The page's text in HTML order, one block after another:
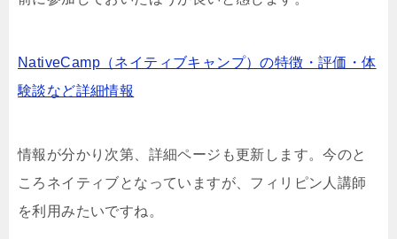
NativeCamp（ネイティブキャンプ）の特徴・評価・体
験談など詳細情報
情報が分かり次第、詳細ページも更新します。今のと
ころネイティブとなっていますが、フィリピン人講師
を利用みたいですね。